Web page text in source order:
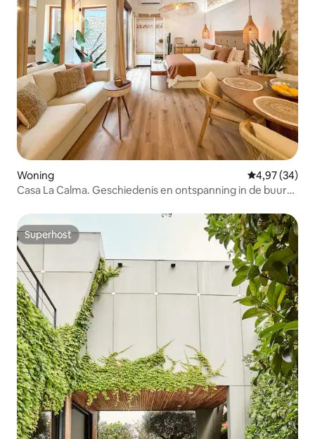
Woning Gemiddelde
4,97 (34)
Casa La Calma. Geschiedenis en ontspanning in de buurt
Superhost
Superhost